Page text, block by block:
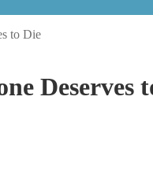
to Die
Deserves